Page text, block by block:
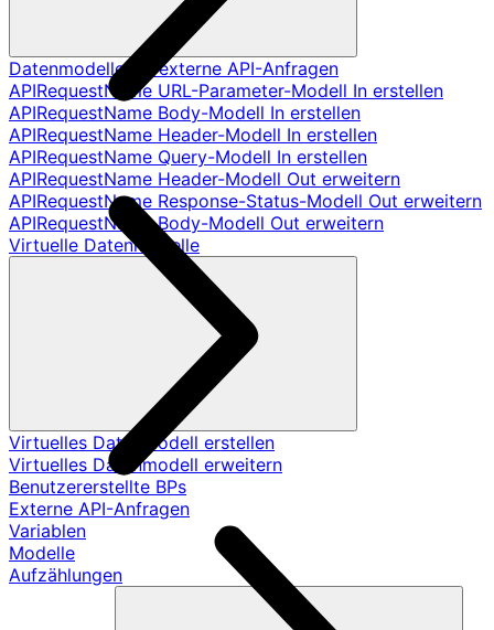
Datenmodelle für externe API-Anfragen
APIRequestName URL-Parameter-Modell In erstellen
APIRequestName Body-Modell In erstellen
APIRequestName Header-Modell In erstellen
APIRequestName Query-Modell In erstellen
APIRequestName Header-Modell Out erweitern
APIRequestName Response-Status-Modell Out erweitern
APIRequestName Body-Modell Out erweitern
Virtuelle Datenmodelle
Virtuelles Datenmodell erstellen
Virtuelles Datenmodell erweitern
Benutzererstellte BPs
Externe API-Anfragen
Variablen
Modelle
Aufzählungen